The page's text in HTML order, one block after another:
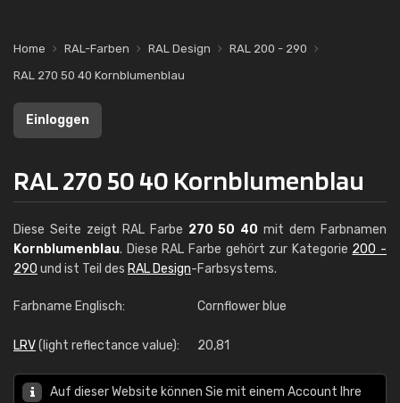
Home RAL-Farben RAL Design
RAL 200 - 290
RAL 270 50 40 Kornblumenblau
Einloggen
RAL 270 50 40 Kornblumenblau
Diese Seite zeigt RAL Farbe 270 50 40 mit dem Farbnamen
Kornblumenblau. Diese RAL Farbe gehört zur Kategorie 200 -
290 und ist Teil des RAL Design-Farbsystems.
Farbname Englisch: Cornflower blue
LRV(light reflectance value): 20,81
Auf dieser Website können Sie mit einem Account Ihre